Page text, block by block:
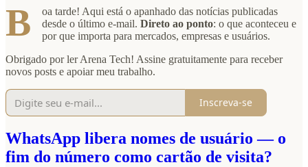
B
oa tarde! Aqui está o apanhado das notícias publicadas
desde o último e-mail. Direto ao ponto: o que aconteceu e
por que importa para mercados, empresas e usuários.
Obrigado por ler Arena Tech! Assine gratuitamente para receber
novos posts e apoiar meu trabalho.
Inscreva-se
WhatsApp libera nomes de usuário — o
fim do número como cartão de visita?